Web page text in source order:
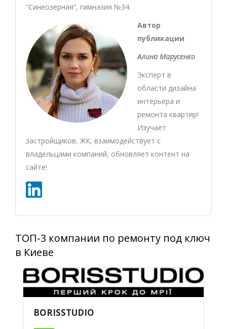
“Синеозерная”, гимназия №34.
Автор
публикации
Алина Марусенко
Эксперт в
области дизайна
интерьера и
ремонта квартир!
Изучает
застройщиков, ЖК, взаимодействует с
владельцами компаний, обновляет контент на
сайте!
ТОП-3 компании по ремонту под ключ
в Киеве
BORISSTUDIO